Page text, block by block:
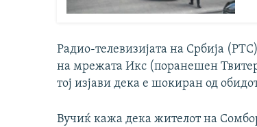
Радио-телевизијата на Србија
на мрежата Икс (поранешен
тој изјави дека е шокиран од
Вучиќ кажа дека жителот на